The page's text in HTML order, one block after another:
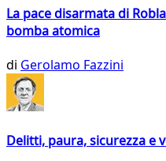
La pace disarmata di
bomba atomica
di Gerolamo Fazzini
Delitti, paura, sicurezza e